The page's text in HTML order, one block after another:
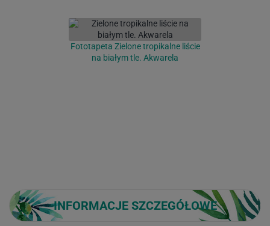
Fototapeta Zielone tropikalne liście
na białym tle. Akwarela
INFORMACJE SZCZEGÓŁOWE